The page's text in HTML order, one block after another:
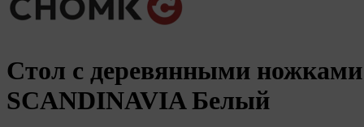
Стол с деревянными ножками
SCANDINAVIA Белый